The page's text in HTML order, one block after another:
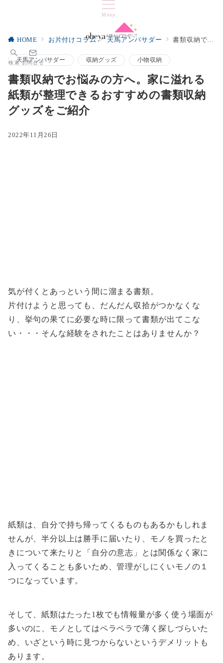
Menu
検索 お問合せ
HOME お片付けコラム 天馬アンバサダー 書類収納でお悩みの方へ。家に溢れる紙類が整理できるおすすめの書類収納グッズをご紹介
天馬アンバサダー 収納グッズ 小物収納
書類収納でお悩みの方へ。家に溢れる
紙類が整理できるおすすめの書類収納
グッズをご紹介
2022年11月26日
気が付くとあっという間に溜まる書類。
片付けようと思っても、だんだん収拾がつかなくな
り、挙句の果てに必要な時に限って書類が出てこな
い・・・そんな経験をされたことはありませんか？
紙類は、自分で持ち帰ってくるものもあるかもしれま
せんが、半分以上は勝手に届いたり、モノを買ったと
きについて来たりと「自分の意志」とは関係なく家に
入ってくることも多いため、管理がしにくいモノの１
つになっています。
そして、紙類はたった1枚でも情報量が多く使う場面が
多いのに、モノとしてはペラペラで薄く探しづらいた
め、いざという時に見つからないというデメリットも
あります。